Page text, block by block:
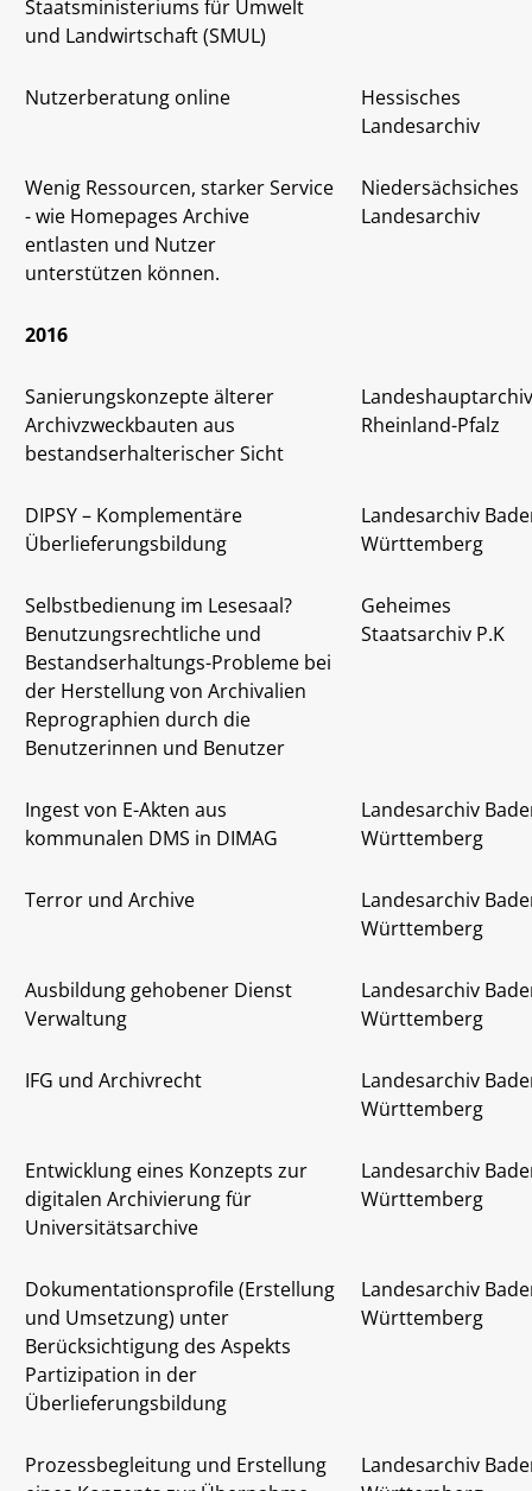
Staatsministeriums für Umwelt
und Landwirtschaft (SMUL)
Nutzerberatung online
Hessisches
Landesarchiv
Wenig Ressourcen, starker Service
- wie Homepages Archive
entlasten und Nutzer
unterstützen können.
Niedersächsiches
Landesarchiv
2016
Sanierungskonzepte älterer
Archivzweckbauten aus
bestandserhalterischer Sicht
Landeshauptarchiv
Rheinland-Pfalz
DIPSY – Komplementäre
Überlieferungsbildung
Landesarchiv
Württemberg
Selbstbedienung im Lesesaal?
Benutzungsrechtliche und
Bestandserhaltungs-Probleme bei
der Herstellung von Archivalien
Reprographien durch die
Benutzerinnen und Benutzer
Geheimes
Staatsarchiv P.K
Ingest von E-Akten aus
kommunalen DMS in DIMAG
Landesarchiv
Württemberg
Terror und Archive
Landesarchiv
Württemberg
Ausbildung gehobener Dienst
Verwaltung
Landesarchiv
Württemberg
IFG und Archivrecht
Landesarchiv
Württemberg
Entwicklung eines Konzepts zur
digitalen Archivierung für
Universitätsarchive
Landesarchiv
Württemberg
Dokumentationsprofile (Erstellung
und Umsetzung) unter
Berücksichtigung des Aspekts
Partizipation in der
Überlieferungsbildung
Landesarchiv
Württemberg
Prozessbegleitung und Erstellung
Landesarchiv